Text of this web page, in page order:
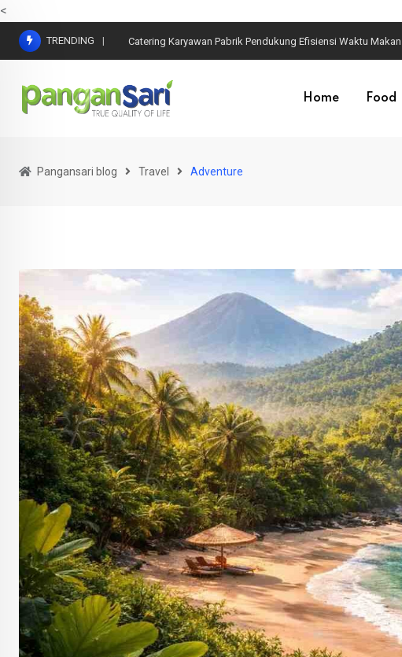
<
TRENDING Catering Karyawan Pabrik Pendukung Efisiensi Waktu
Home Food
Pangansari blog Travel Adventure